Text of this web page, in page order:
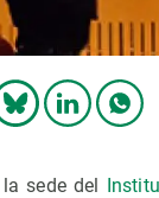
sede del